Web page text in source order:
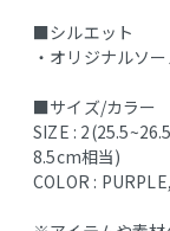
■シルエット
・オリジナルソ
■サイズ/カラー
SIZE :
8.5cm相当)
COLOR :